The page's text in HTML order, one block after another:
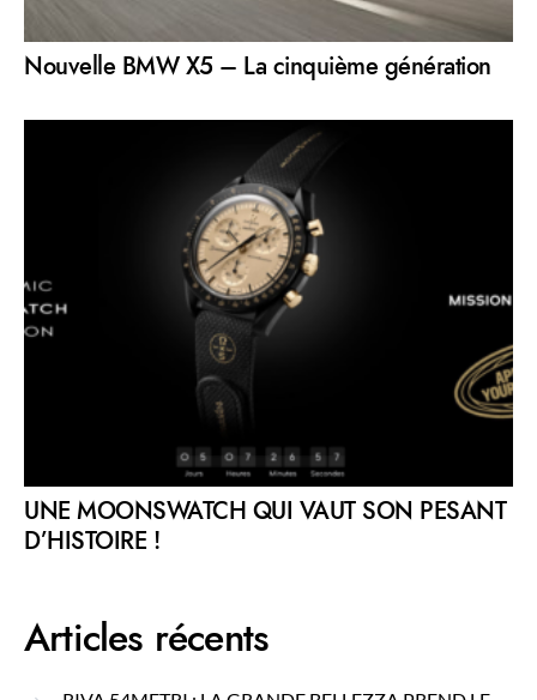
Nouvelle BMW X5 – La cinquième génération
UNE MOONSWATCH QUI VAUT SON PESANT
D’HISTOIRE !
Articles récents